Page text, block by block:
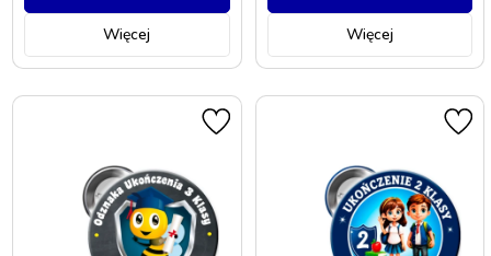
Więcej Więcej